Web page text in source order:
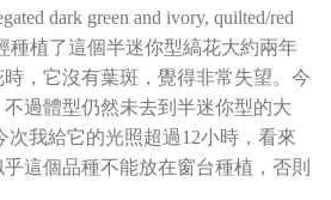
dark green and ivory, quilted/red
種植了這個半迷你型縞花大約兩年
，它沒有葉斑，覺得非常失望。今
過體型仍然未去到半迷你型的大
次我給它的光照超過12小時，看來
這個品種不能放在窗台種植，否則